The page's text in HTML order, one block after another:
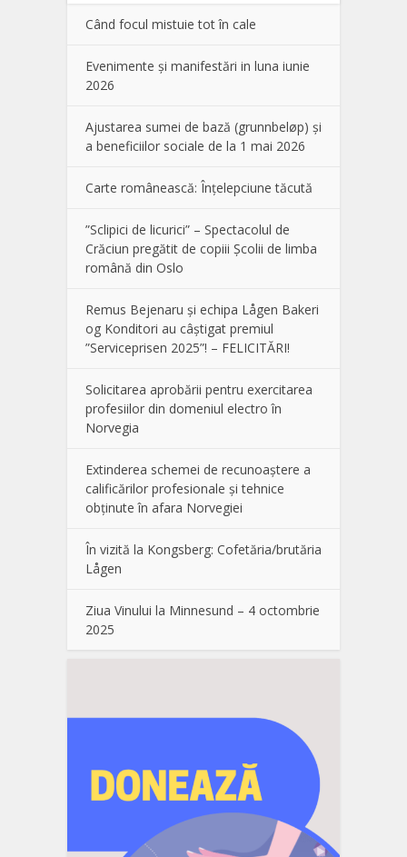
Când focul mistuie tot în cale
Evenimente și manifestări in luna iunie
2026
Ajustarea sumei de bază (grunnbeløp) și
a beneficiilor sociale de la 1 mai 2026
Carte românească: Înțelepciune tăcută
”Sclipici de licurici” – Spectacolul de
Crăciun pregătit de copiii Școlii de limba
română din Oslo
Remus Bejenaru și echipa Lågen Bakeri
og Konditori au câștigat premiul
”Serviceprisen 2025”! – FELICITĂRI!
Solicitarea aprobării pentru exercitarea
profesiilor din domeniul electro în
Norvegia
Extinderea schemei de recunoaștere a
calificărilor profesionale și tehnice
obținute în afara Norvegiei
În vizită la Kongsberg: Cofetăria/brutăria
Lågen
Ziua Vinului la Minnesund – 4 octombrie
2025